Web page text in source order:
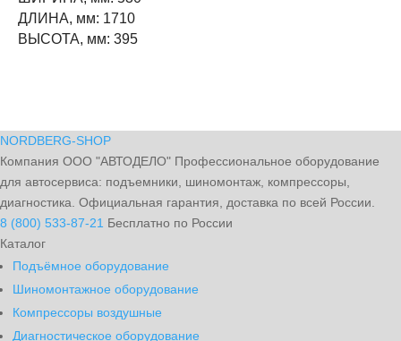
ДЛИНА, мм: 1710
ВЫСОТА, мм: 395
NORDBERG-SHOP
Компания ООО "АВТОДЕЛО" Профессиональное оборудование
для автосервиса: подъемники, шиномонтаж, компрессоры,
диагностика. Официальная гарантия, доставка по всей России.
8 (800) 533-87-21 Бесплатно по России
Каталог
Подъёмное оборудование
Шиномонтажное оборудование
Компрессоры воздушные
Диагностическое оборудование